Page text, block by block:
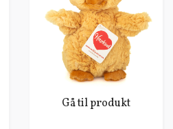
Gå til produkt